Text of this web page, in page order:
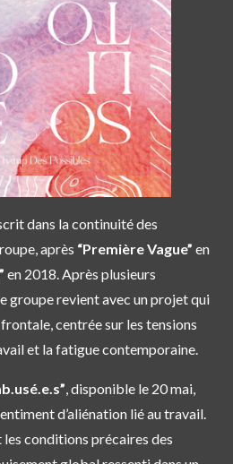
dans la continuité des
après “Première Vague” en
en 2018. Après plusieurs
groupe revient avec un projet qui
centrée sur les tensions
et la fatigue contemporaine.
, disponible le 20 mai,
d’aliénation lié au travail.
conditions précaires des